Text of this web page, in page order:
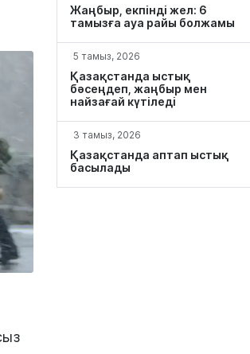
Жаңбыр, екпінді жел: 6
тамызға ауа райы болжамы
5 тамыз, 2026
Қазақстанда ыстық
бәсеңдеп, жаңбыр мен
найзағай күтіледі
3 тамыз, 2026
Қазақстанда аптап ыстық
басылады